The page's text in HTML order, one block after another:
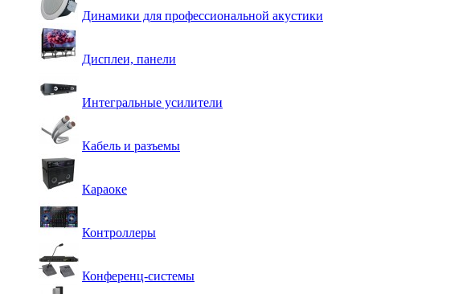
Динамики для профессиональной акустики
Дисплеи, панели
Интегральные усилители
Кабель и разъемы
Караоке
Контроллеры
Конференц-системы